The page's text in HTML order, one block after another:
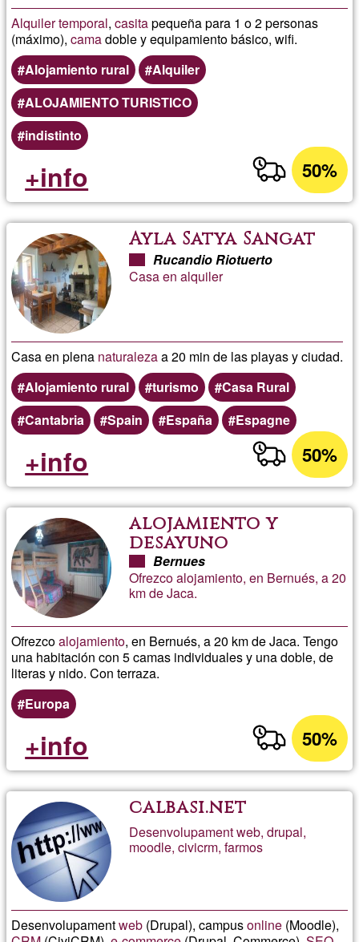
Alquilertemporal,casitapequeña para 1 o 2 personas
(máximo),camadoble y equipamiento básico, wifi.
Alojamiento rural
Alquiler
ALOJAMIENTO TURISTICO
indistinto
50%
+info
Ayla Satya Sangat
Rucandio Riotuerto
Casa en alquiler
Casa en plena naturalezaa 20 min de las playas y ciudad.
Alojamiento rural
turismo
Casa Rural
Cantabria
Spain España Espagne
50%
+info
alojamiento y
desayuno
Bernues
Ofrezco alojamiento, en Bernués, a 20
km de Jaca.
Ofrezcoalojamiento, en Bernués, a 20 km de Jaca. Tengo
una habitación con 5 camas individuales y una doble, de
literas y nido. Con terraza.
Europa
50%
+info
calbasi.net
Desenvolupament web, drupal,
moodle, civicrm, farmos
Desenvolupamentweb (Drupal), campusonline (Moodle),